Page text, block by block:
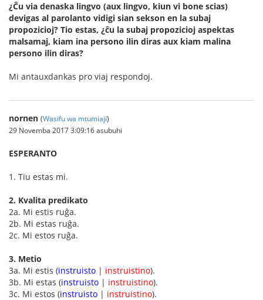
¿Ĉu via denaska lingvo (aux lingvo, kiun vi bone scias)
devigas al parolanto vidigi sian sekson en la subaj
propozicioj? Tio estas, ¿ĉu la subaj propozicioj aspektas
malsamaj, kiam ina persono ilin diras aux kiam malina
persono ilin diras?
Mi antauxdankas pro viaj respondoj.
nornen (Wasifu wa mtumiaji)
29 Novemba 2017 3:09:16 asubuhi
ESPERANTO
1. Tiu estas mi.
2. Kvalita predikato
2a. Mi estis ruĝa.
2b. Mi estas ruĝa.
2c. Mi estos ruĝa.
3. Metio
3a. Mi estis (instruisto | instruistino).
3b. Mi estas (instruisto | instruistino).
3c. Mi estos (instruisto | instruistino).